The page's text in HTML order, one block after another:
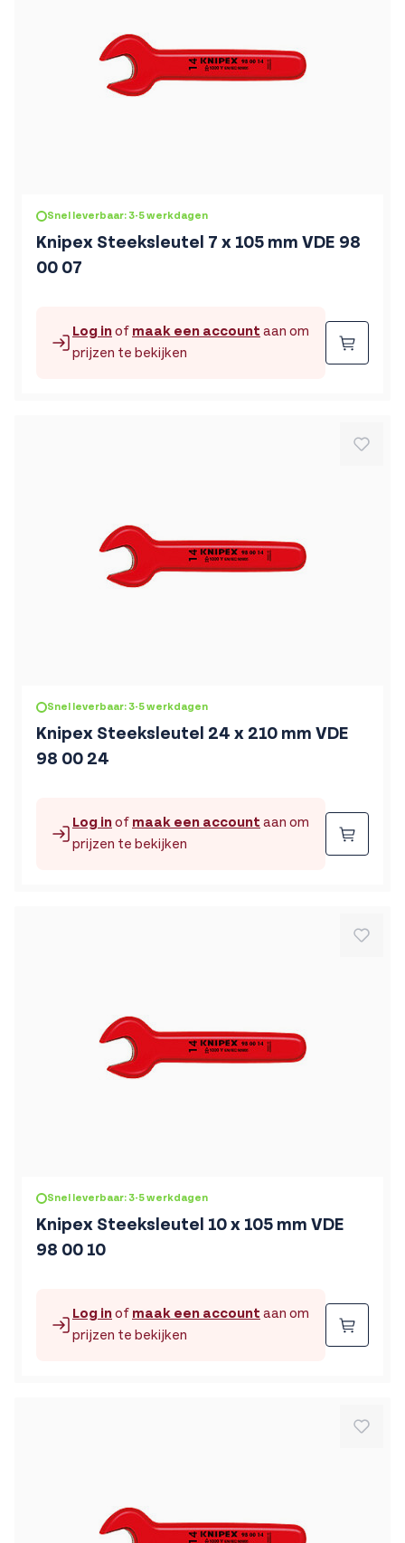
Snel leverbaar: 3-5 werkdagen
Knipex Steeksleutel 7 x 105 mm VDE 98
00 07
Log inof maak een account aan om
prijzen te bekijken
Snel leverbaar: 3-5 werkdagen
Knipex Steeksleutel 24 x 210 mm VDE
98 00 24
Log inof maak een account aan om
prijzen te bekijken
Snel leverbaar: 3-5 werkdagen
Knipex Steeksleutel 10 x 105 mm VDE
98 00 10
Log inof maak een account aan om
prijzen te bekijken